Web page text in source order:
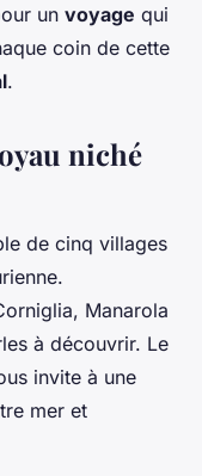
un voyage qui
coin de cette
.
niché
de cinq villages
Manarola
à découvrir. Le
invite à une
mer et